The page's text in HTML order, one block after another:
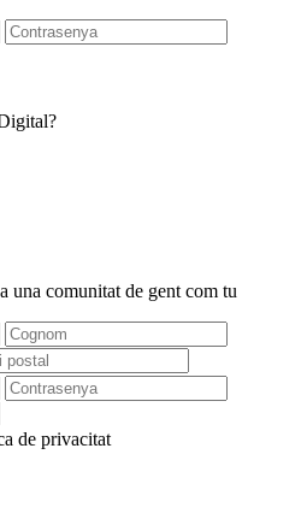
una comunitat de gent com tu
de privacitat